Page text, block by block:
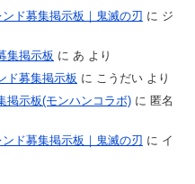
ド募集掲示板｜鬼滅の刃 に ジ
集掲示板 に あ より
ド募集掲示板 に こうだいより
掲示板(モンハンコラボ)に 匿名
ド募集掲示板｜鬼滅の刃 に イ